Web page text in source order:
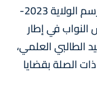
شكلت الدورة الوطنية لبرلمان الطفل برسم الولاية 2023-
النواب في إطار
الطالبي العلمي،
الصلة بقضايا